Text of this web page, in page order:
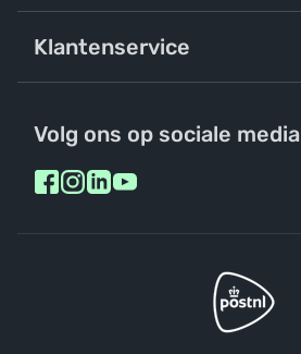
Klantenservice
Volg ons op sociale media